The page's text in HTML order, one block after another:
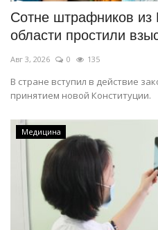
Чек-лист
РАЗВЛЕЧЕНИЯ
OFFICIAL
Курултай
Қазақша Русский
Сотне штрафников из
области простили
Авг 3, 2026 0 135
В стране вступил в действие
принятием новой Конституции.
Медицина